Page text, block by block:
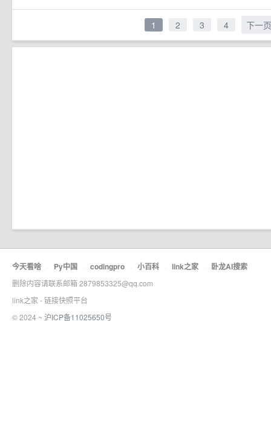
1 2 3 4 下一页
今天看啥 · Py中国 · codingpro · 小百科 · link之家 · 卧龙AI搜索
删除内容请联系邮箱 2879853325@qq.com
link之家 - 链接快照平台
© 2024 ~ 沪ICP备11025650号